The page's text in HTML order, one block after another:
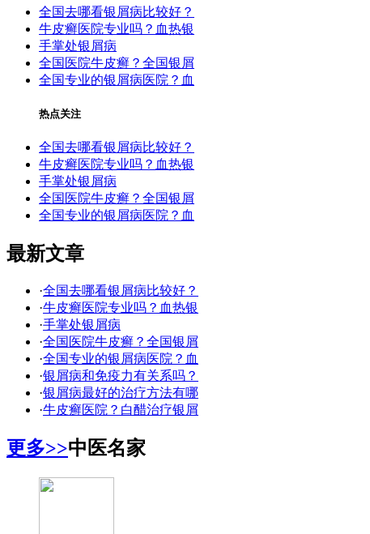
全国去哪看银屑病比较好？
牛皮癣医院专业吗？血热银
手掌处银屑病
全国医院牛皮癣？全国银屑
全国专业的银屑病医院？血
热点关注
全国去哪看银屑病比较好？
牛皮癣医院专业吗？血热银
手掌处银屑病
全国医院牛皮癣？全国银屑
全国专业的银屑病医院？血
最新文章
·全国去哪看银屑病比较好？
·牛皮癣医院专业吗？血热银
·手掌处银屑病
·全国医院牛皮癣？全国银屑
·全国专业的银屑病医院？血
·银屑病和免疫力有关系吗？
·银屑病最好的治疗方法有哪
·牛皮癣医院？白醋治疗银屑
更多>>中医名家